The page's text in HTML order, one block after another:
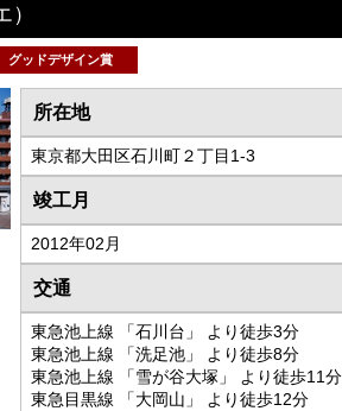
）
グッドデザイン賞
所在地
東京都大田区石川町２丁目1-3
竣工月
2012年02月
交通
東急池上線 「石川台」 より徒歩3分
東急池上線 「洗足池」 より徒歩8分
東急池上線 「雪が谷大塚」 より徒歩11分
東急目黒線 「大岡山」 より徒歩12分